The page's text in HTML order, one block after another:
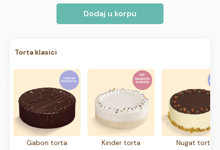
Dodaj u korpu
Torta klasici
Gabon torta Kinder torta Nugat torta